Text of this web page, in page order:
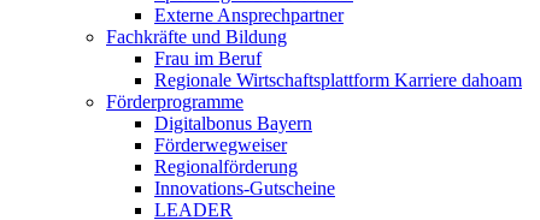
Externe Ansprechpartner
Fachkräfte und Bildung
Frau im Beruf
Regionale Wirtschaftsplattform Karriere dahoam
Förderprogramme
Digitalbonus Bayern
Förderwegweiser
Regionalförderung
Innovations-Gutscheine
LEADER